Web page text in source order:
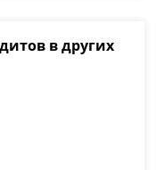
в других